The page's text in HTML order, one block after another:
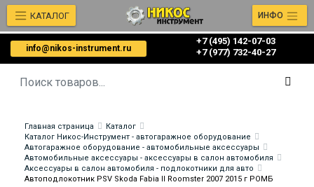
info@nikos-instrument.ru
+7 (495) 142-07-03
‎‎+7 (977) 732-40-27
КАТАЛОГ ИНФО
Главная страница
Каталог
Каталог Никос-Инструмент - автогаражное оборудование
Автогаражное оборудование - автомобильные аксессуары
Автомобильные аксессуары - аксессуары в салон автомобиля
Аксессуары в салон автомобиля - подлокотники для авто
Автоподлокотник PSV Skoda Fabia II Roomster 2007 2015 г РОМБ